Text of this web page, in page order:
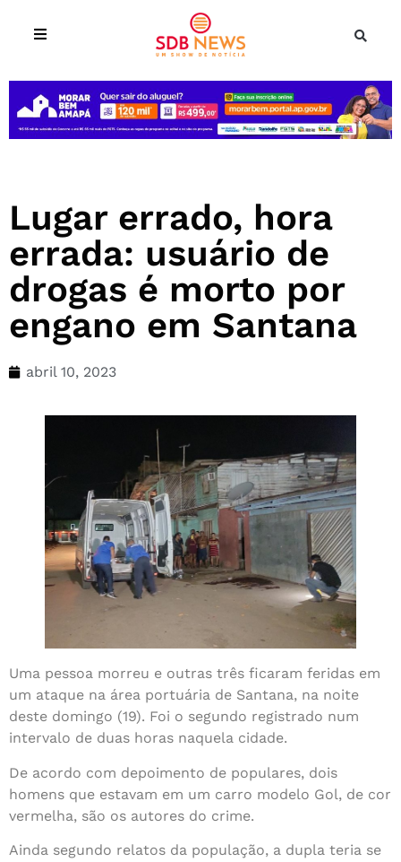
Lugar errado, hora
errada: usuário de
drogas é morto por
engano em Santana
abril 10, 2023
Uma pessoa morreu e outras três ficaram feridas em
um ataque na área portuária de Santana, na noite
deste domingo (19). Foi o segundo registrado num
intervalo de duas horas naquela cidade.
De acordo com depoimento de populares, dois
homens que estavam em um carro modelo Gol, de cor
vermelha, são os autores do crime.
Ainda segundo relatos da população, a dupla teria se